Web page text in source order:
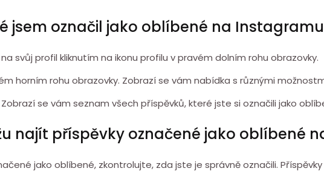
jsem označil jako oblíbené na
svůj profil kliknutím na ikonu profilu v pravém dolním rohu obrazovky.
horním rohu obrazovky. Zobrazí se vám nabídka s různými
se vám seznam všech příspěvků, které jste si označili jako
najít příspěvky označené jako oblíbené
jako oblíbené, zkontrolujte, zda jste je správně označili.